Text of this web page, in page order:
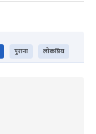
पुराना लोकप्रिय